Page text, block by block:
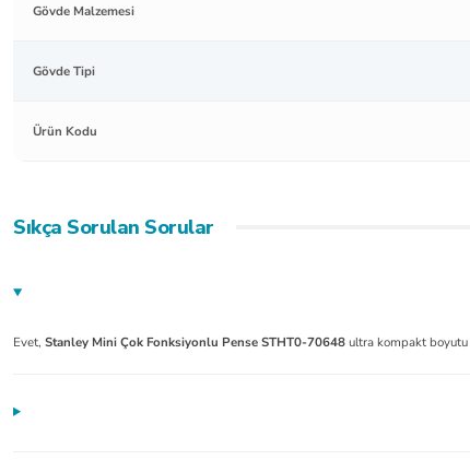
Gövde Malzemesi
Gövde Tipi
Ürün Kodu
Sıkça Sorulan Sorular
Evet, Stanley Mini Çok Fonksiyonlu Pense STHT0-70648ultra kompakt boyutu